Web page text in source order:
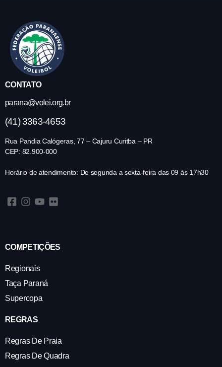
CONTATO
parana@volei.org.br
(41) 3363-4653
Rua Pandia Calógeras, 77 – Cajuru Curitba – PR
CEP: 82.900-000
Horário de atendimento: De segunda a sexta-feira das 09 às 17h30
COMPETIÇÕES
Regionais
Taça Paraná
Supercopa
REGRAS
Regras De Praia
Regras De Quadra